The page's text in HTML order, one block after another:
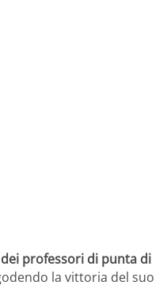
professori di punta di
la vittoria del suo